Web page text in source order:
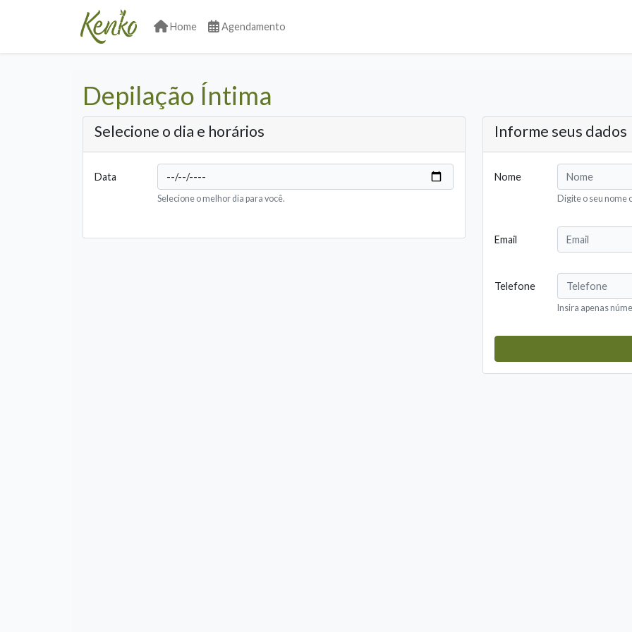
Home Agendamento
Depilação Íntima
Selecione o dia e horários
Data
Selecione o melhor dia para você.
Informe seus dados
Nome
Digite o seu nome
Email
Telefone
Insira apenas